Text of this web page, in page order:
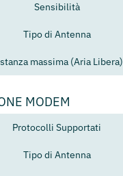
Sensibilità
Tipo di Antenna
massima (Aria Libera)
MODEM
Protocolli Supportati
Tipo di Antenna